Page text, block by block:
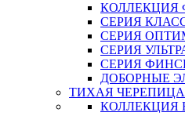
КОЛЛЕКЦИЯ
СЕРИЯ
СЕРИЯ
СЕРИЯ
СЕРИЯ
ДОБОРНЫЕ
ТИХАЯ ЧЕРЕПИЦА
КОЛЛЕКЦИЯ